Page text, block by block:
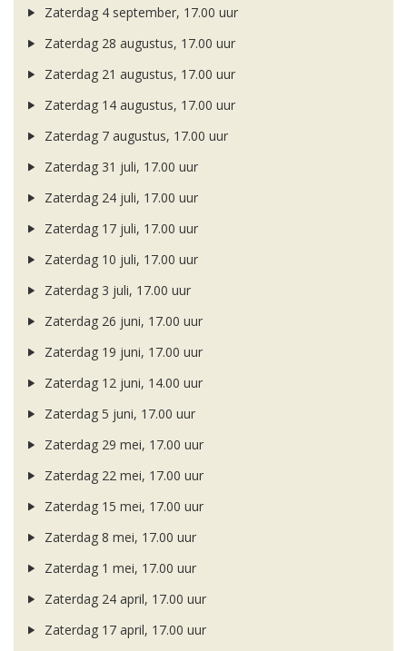
Zaterdag 4 september, 17.00 uur
Zaterdag 28 augustus, 17.00 uur
Zaterdag 21 augustus, 17.00 uur
Zaterdag 14 augustus, 17.00 uur
Zaterdag 7 augustus, 17.00 uur
Zaterdag 31 juli, 17.00 uur
Zaterdag 24 juli, 17.00 uur
Zaterdag 17 juli, 17.00 uur
Zaterdag 10 juli, 17.00 uur
Zaterdag 3 juli, 17.00 uur
Zaterdag 26 juni, 17.00 uur
Zaterdag 19 juni, 17.00 uur
Zaterdag 12 juni, 14.00 uur
Zaterdag 5 juni, 17.00 uur
Zaterdag 29 mei, 17.00 uur
Zaterdag 22 mei, 17.00 uur
Zaterdag 15 mei, 17.00 uur
Zaterdag 8 mei, 17.00 uur
Zaterdag 1 mei, 17.00 uur
Zaterdag 24 april, 17.00 uur
Zaterdag 17 april, 17.00 uur